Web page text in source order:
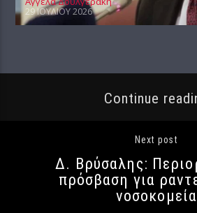
29 ΙΟΥΛΊΟΥ 2026
Continue
Next post
Δ. Βρύσαλης:
πρόσβαση για
νοσοκομεία